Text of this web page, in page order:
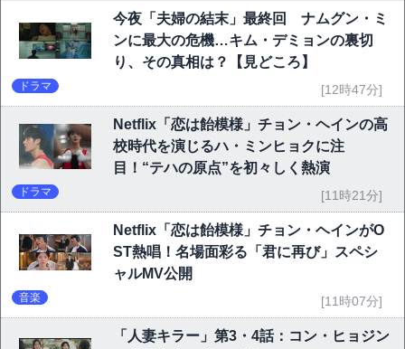
今夜「夫婦の結末」最終回 ナムグン・ミ
ンに最大の危機…キム・デミョンの裏切
り、その真相は？【見どころ】
ドラマ [12時47分]
Netflix「恋は飴模様」チョン・ヘインの高
校時代を演じるハ・ミンヒョクに注
目！“テハの原点”を初々しく熱演
ドラマ [11時21分]
Netflix「恋は飴模様」チョン・ヘインがO
ST熱唱！名場面彩る「君に再び」スペシ
ャルMV公開
音楽 [11時07分]
「人妻キラー」第3・4話：コン・ヒョジン